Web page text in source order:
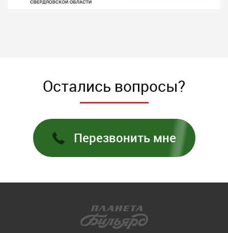
Остались вопросы?
Перезвонить мне